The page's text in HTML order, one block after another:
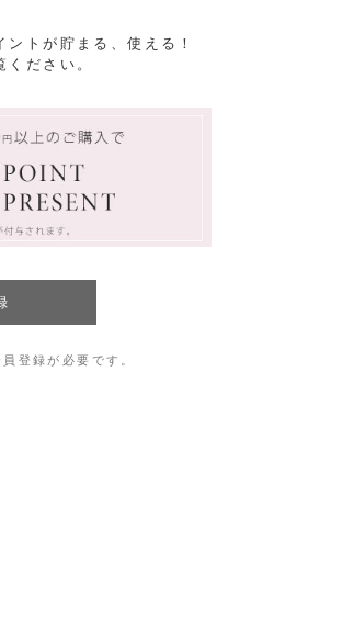
トが貯まる、使える！
ください。
登録が必要です。